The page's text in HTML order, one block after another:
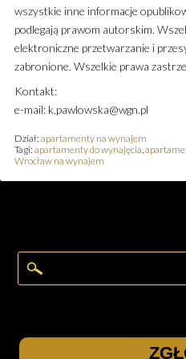
wszystkie inne informacje
podlegają prawom autorskim.
elektroniczne przetwarzanie i
zabronione. Wszelkie prawa
Kontakt:
e-mail: k.pawlowska@wgn.pl
Dział: apartamenty na wynajem
Tagi: apartamenty do wynajęcia
Wrocław na wynajem